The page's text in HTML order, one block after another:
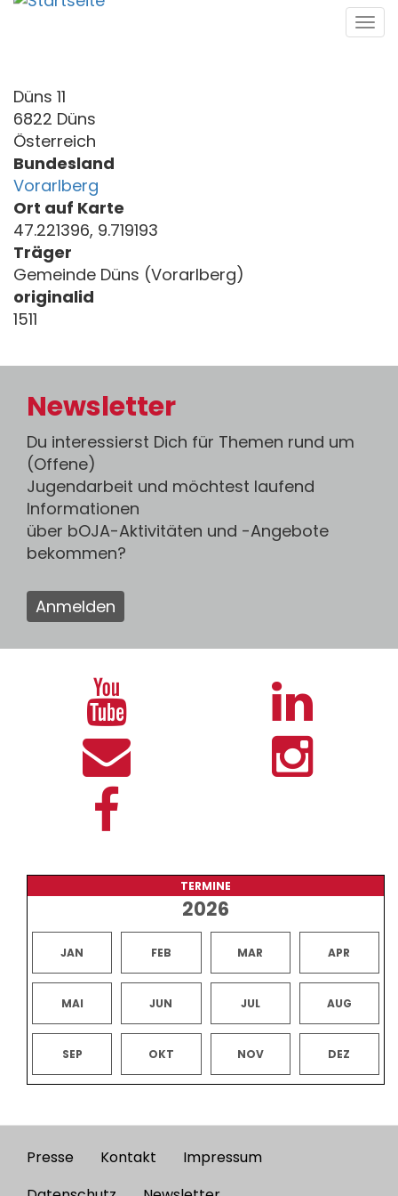
Direkt
Düns 11
6822 Düns
Österreich
Bundesland
Vorarlberg
Ort auf Karte
47.221396, 9.719193
Träger
Gemeinde Düns (Vorarlberg)
originalid
1511
Newsletter
Du interessierst Dich für Themen rund um
(Offene)
Jugendarbeit und möchtest laufend
Informationen
über bOJA-Aktivitäten und -Angebote
bekommen?
Anmelden
TERMINE
2026
JAN FEB MAR APR
MAI JUN JUL AUG
SEP OKT NOV DEZ
Footer
Presse Kontakt
Impressum